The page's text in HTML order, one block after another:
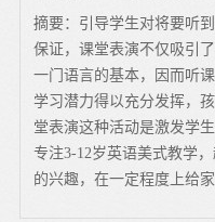
摘要：引导学生对将要听
保证，课堂表演不仅吸引
一门语言的基本，因而听
学习潜力得以充分发挥，
堂表演这种活动是激发学
专注3-12岁英语美式教学
的兴趣，在一定程度上给